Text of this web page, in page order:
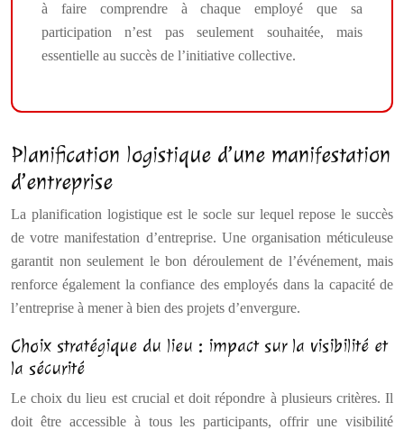
à faire comprendre à chaque employé que sa
participation n’est pas seulement souhaitée, mais
essentielle au succès de l’initiative collective.
Planification logistique d’une manifestation
d’entreprise
La planification logistique est le socle sur lequel repose le succès
de votre manifestation d’entreprise. Une organisation méticuleuse
garantit non seulement le bon déroulement de l’événement, mais
renforce également la confiance des employés dans la capacité de
l’entreprise à mener à bien des projets d’envergure.
Choix stratégique du lieu : impact sur la visibilité et
la sécurité
Le choix du lieu est crucial et doit répondre à plusieurs critères. Il
doit être accessible à tous les participants, offrir une visibilité